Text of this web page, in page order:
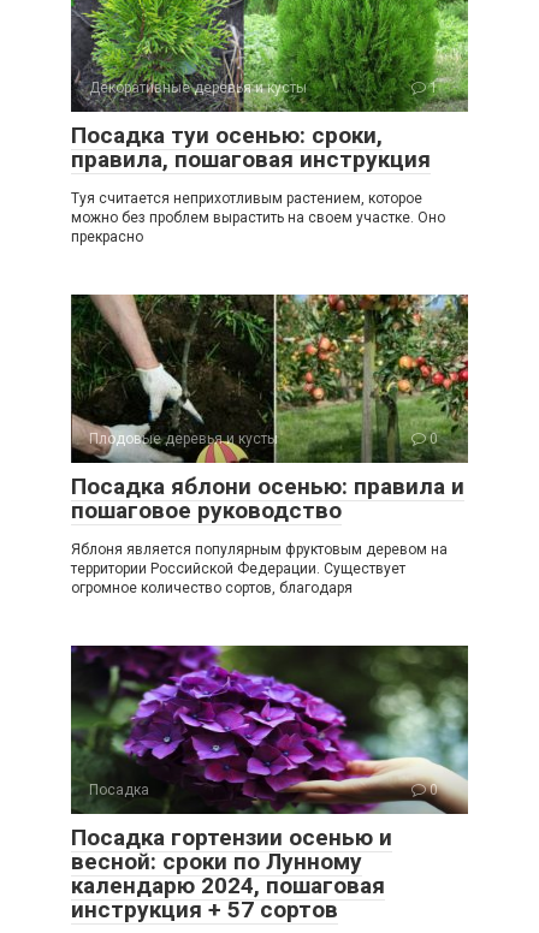
Декоративные деревья и кусты 1
Посадка туи осенью: сроки,
правила, пошаговая инструкция
Туя считается неприхотливым растением, которое
можно без проблем вырастить на своем участке. Оно
прекрасно
Плодовые деревья и кусты 0
Посадка яблони осенью: правила и
пошаговое руководство
Яблоня является популярным фруктовым деревом на
территории Российской Федерации. Существует
огромное количество сортов, благодаря
Посадка 0
Посадка гортензии осенью и
весной: сроки по Лунному
календарю 2024, пошаговая
инструкция + 57 сортов